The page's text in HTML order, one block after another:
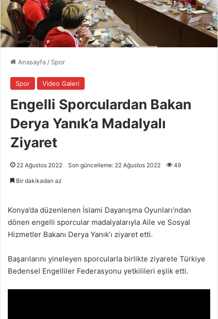
Anasayfa / Spor
Spor Video Galeri
Engelli Sporculardan Bakan
Derya Yanık’a Madalyalı
Ziyaret
22 Ağustos 2022 Son güncelleme: 22 Ağustos 2022 49
Bir dakikadan az
Konya’da düzenlenen İslami Dayanışma Oyunları’ndan
dönen engelli sporcular madalyalarıyla Aile ve Sosyal
Hizmetler Bakanı Derya Yanık’ı ziyaret etti.
Başarılarını yineleyen sporcularla birlikte ziyarete Türkiye
Bedensel Engelliler Federasyonu yetkilileri eşlik etti.